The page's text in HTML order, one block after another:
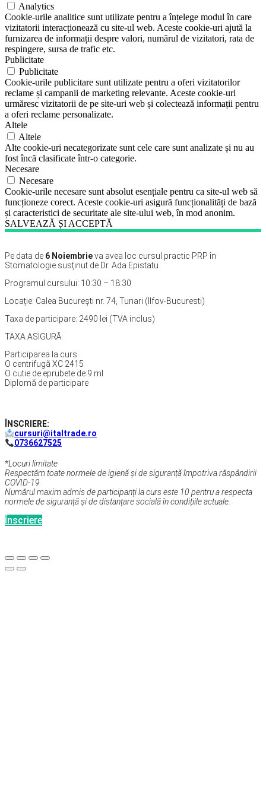
Analytics
Cookie-urile analitice sunt utilizate pentru a înțelege modul în care
vizitatorii interacționează cu site-ul web. Aceste cookie-uri ajută la
furnizarea de informații despre valori, numărul de vizitatori, rata de
respingere, sursa de trafic etc.
Publicitate
Publicitate
Cookie-urile publicitare sunt utilizate pentru a oferi vizitatorilor
reclame și campanii de marketing relevante. Aceste cookie-uri
urmăresc vizitatorii de pe site-uri web și colectează informații pentru
a oferi reclame personalizate.
Altele
Altele
Alte cookie-uri necategorizate sunt cele care sunt analizate și nu au
fost încă clasificate într-o categorie.
Necesare
Necesare
Cookie-urile necesare sunt absolut esențiale pentru ca site-ul web să
funcționeze corect. Aceste cookie-uri asigură funcționalități de bază
și caracteristici de securitate ale site-ului web, în mod anonim.
SALVEAZĂ ȘI ACCEPTĂ
Pe data de 6 Noiembrieva avea loc cursul practic PRP în
Stomatologie susținut de Dr. Ada Epistatu
Programul cursului: 10:30 – 18:30
Locație: Calea București nr. 74, Tunari (Ilfov-Bucuresti)
Taxa de participare: 2490 lei (TVA inclus)
TAXA ASIGURĂ:
Participarea la curs
O centrifugă XC 2415
O cutie de eprubete de 9 ml
Diplomă de participare
ÎNSCRIERE:
cursuri@italtrade.ro
0736627525
*Locuri limitate
Respectăm toate normele de igienă și de siguranță împotriva răspândirii
COVID-19
Numărul maxim admis de participanți la curs este 10 pentru a respecta
normele de siguranță și de distanțare socială în condițiile actuale.
Înscriere